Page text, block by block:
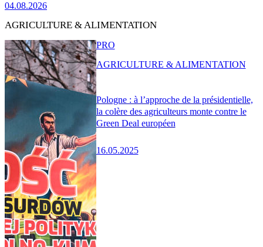
04.08.2026
AGRICULTURE & ALIMENTATION
Pologne : à l’approche de la présidentielle,
la colère des agriculteurs monte contre le
Green Deal européen
16.05.2025
PRO
AGRICULTURE & ALIMENTATION